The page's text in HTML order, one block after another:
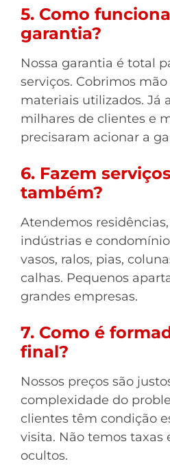
5. Como
garantia?
Nossa garantia é total
serviços. Cobrimos
materiais utilizados. Já
milhares de clientes e
precisaram acionar a
6. Fazem
também?
Atendemos
indústrias e
vasos, ralos, pias,
calhas. Pequenos
grandes empresas.
7. Como é
final?
Nossos preços são
complexidade do
clientes têm condição
visita. Não temos taxas
ocultos.